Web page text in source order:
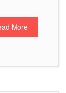
Read More